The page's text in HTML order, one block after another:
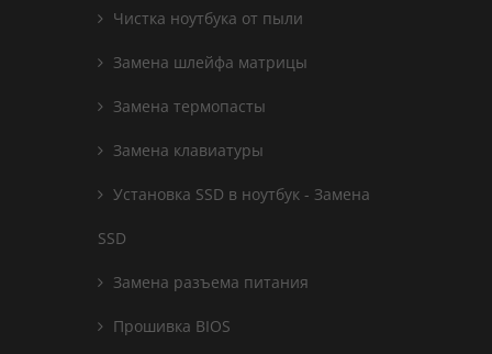
Чистка ноутбука от пыли
Замена шлейфа матрицы
Замена термопасты
Замена клавиатуры
Установка SSD в ноутбук - Замена
SSD
Замена разъема питания
Прошивка BIOS